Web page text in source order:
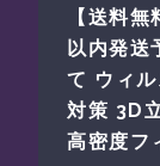
【送料
以内発
て ウィ
対策 3D
高密度フ